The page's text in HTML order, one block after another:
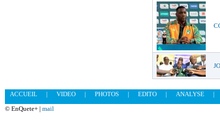
ACCUEIL | VIDEO | PHOTOS | EDITO | ANALYSE
|
© EnQuete+ | mail